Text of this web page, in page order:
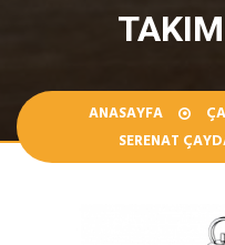
ANASAYFA
SERENAT